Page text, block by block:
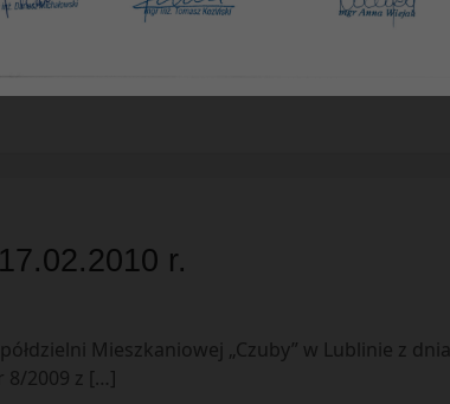
Mieszkaniowej „Czuby” w Lublinie z dnia
społeczno-wychowawczego w 2010 […]
r.
Mieszkaniowej „Czuby” w Lublinie z dnia
8/2009 z […]